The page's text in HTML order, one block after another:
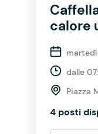
calore
dalle
Piazza
4 posti